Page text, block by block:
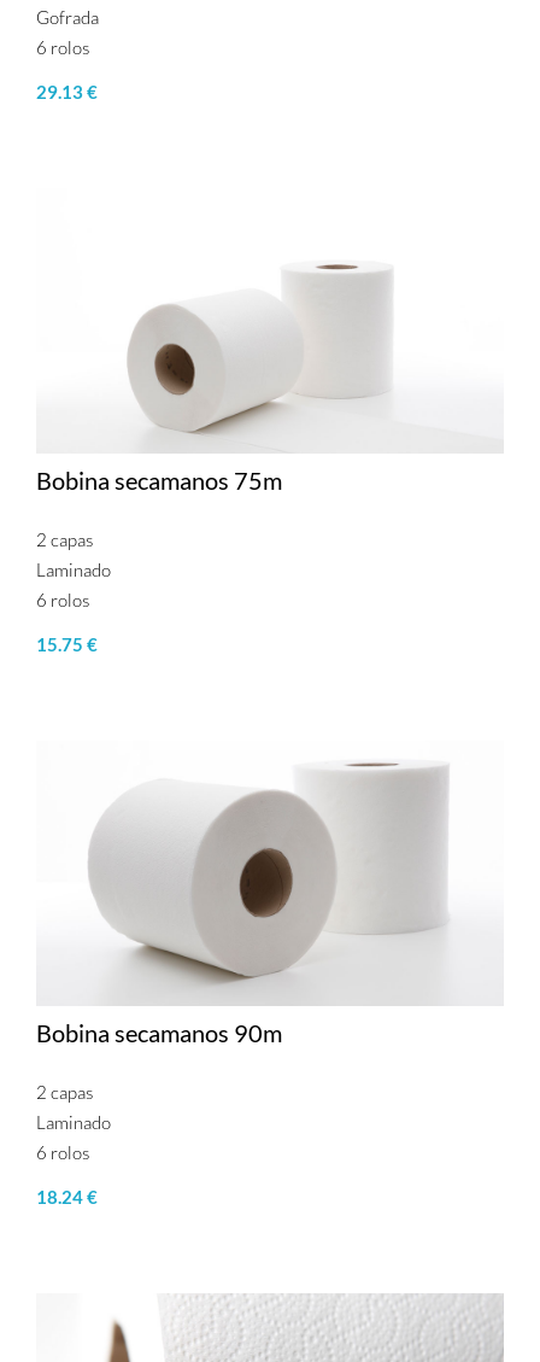
Gofrada
6 rolos
29.13 €
Bobina secamanos 75m
2 capas
Laminado
6 rolos
15.75 €
Bobina secamanos 90m
2 capas
Laminado
6 rolos
18.24 €